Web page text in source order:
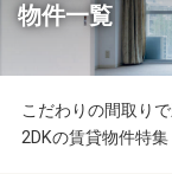
物件一覧
こだわりの間取り
2DKの賃貸物件特集